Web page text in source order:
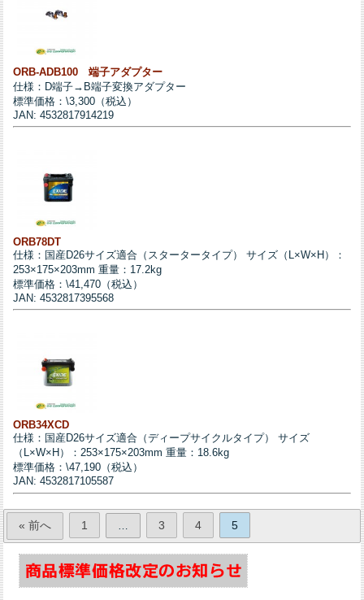
ORB-ADB100 端子アダプター
仕様：D端子→B端子変換アダプター
標準価格：\3,300（税込）
JAN: 4532817914219
ORB78DT
仕様：国産D26サイズ適合（スタータータイプ） サイズ（L×W×H）：
253×175×203mm 重量：17.2kg
標準価格：\41,470（税込）
JAN: 4532817395568
ORB34XCD
仕様：国産D26サイズ適合（ディープサイクルタイプ） サイズ
（L×W×H）：253×175×203mm 重量：18.6kg
標準価格：\47,190（税込）
JAN: 4532817105587
« 前へ 1 … 3 4 5